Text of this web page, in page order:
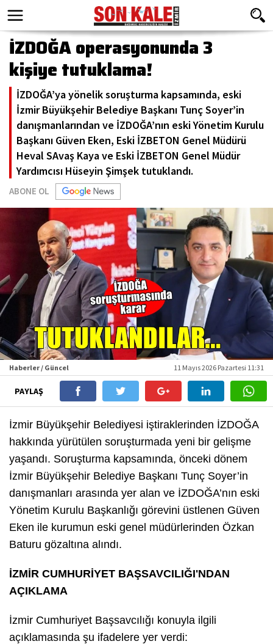
İZDOĞA operasyonunda 3
kişiye tutuklama!
İZDOĞA’ya yönelik soruşturma kapsamında, eski
İzmir Büyükşehir Belediye Başkanı Tunç Soyer’in
danışmanlarından ve İZDOĞA’nın eski Yönetim Kurulu
Başkanı Güven Eken, Eski İZBETON Genel Müdürü
Heval SAvaş Kaya ve Eski İZBETON Genel Müdür
Yardımcısı Hüseyin Şimşek tutuklandı.
ABONE OL
Haberler / Güncel 11 Mayıs 2026 Pazartesi 11:31
PAYLAŞ
İzmir Büyükşehir Belediyesi iştiraklerinden İZDOĞA
hakkında yürütülen soruşturmada yeni bir gelişme
yaşandı. Soruşturma kapsamında, önceki dönem
İzmir Büyükşehir Belediye Başkanı Tunç Soyer’in
danışmanları arasında yer alan ve İZDOĞA’nın eski
Yönetim Kurulu Başkanlığı görevini üstlenen Güven
Eken ile kurumun eski genel müdürlerinden Özkan
Baturu gözaltına alındı.
İZMİR CUMHURİYET BAŞSAVCILIĞI'NDAN
AÇIKLAMA
İzmir Cumhuriyet Başsavcılığı konuyla ilgili
açıklamasında şu ifadelere yer verdi: